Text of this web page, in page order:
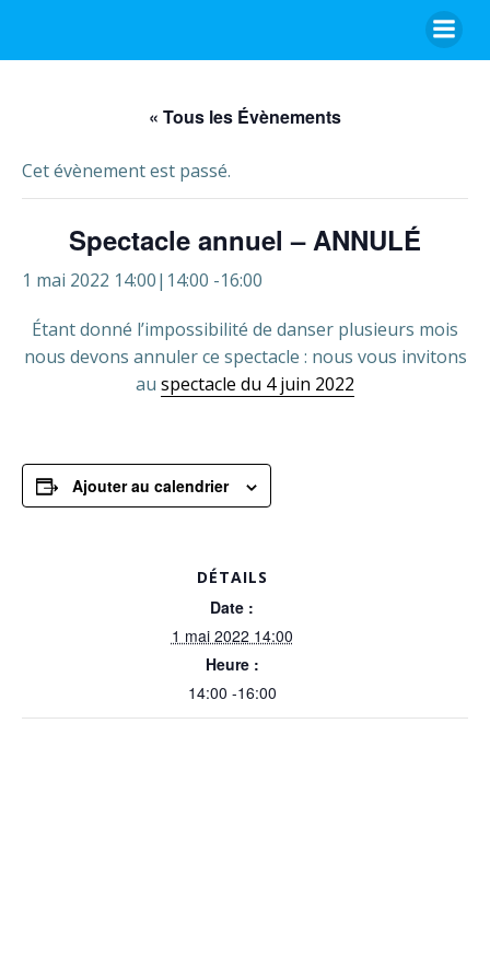
contenu
« Tous les Évènements
Cet évènement est passé.
Spectacle annuel – ANNULÉ
1 mai 2022 14:00|14:00 -16:00
Étant donné l’impossibilité de danser plusieurs mois
nous devons annuler ce spectacle : nous vous invitons
au spectacle du 4 juin 2022
Ajouter au calendrier
DÉTAILS
Date :
1 mai 2022 14:00
Heure :
14:00 -16:00